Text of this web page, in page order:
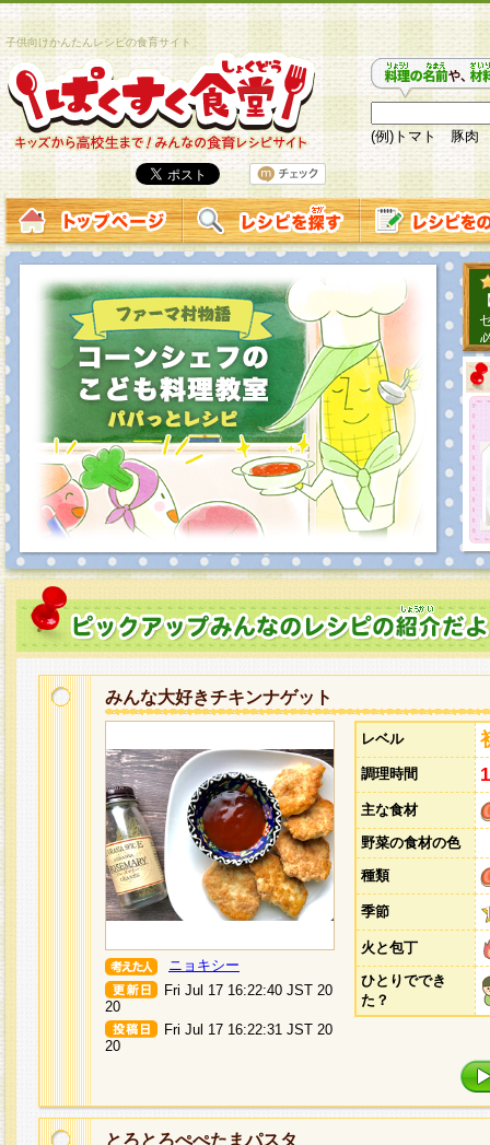
子供向けかんたんレシピの食育サイト
(例)トマト 豚肉
みんな大好きチキンナゲット
ニョキシー
Fri Jul 17 16:22:40 JST 20
20
Fri Jul 17 16:22:31 JST 20
20
レベル
調理時間
主な食材
野菜の食材の色
種類
季節
火と包丁
ひとりででき
た？
とろとろぺぺたまパスタ